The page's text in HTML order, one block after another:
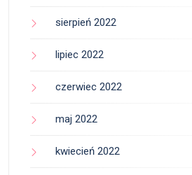
sierpień 2022
lipiec 2022
czerwiec 2022
maj 2022
kwiecień 2022